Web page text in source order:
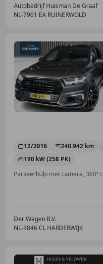
Autobedrijf Huisman De Graaf
NL-7961 EA RUINERWOLD
12/2016 240.942 km
190 kW (258 PK)
Der Wagen B.V.
NL-3846 CL HARDERWIJK